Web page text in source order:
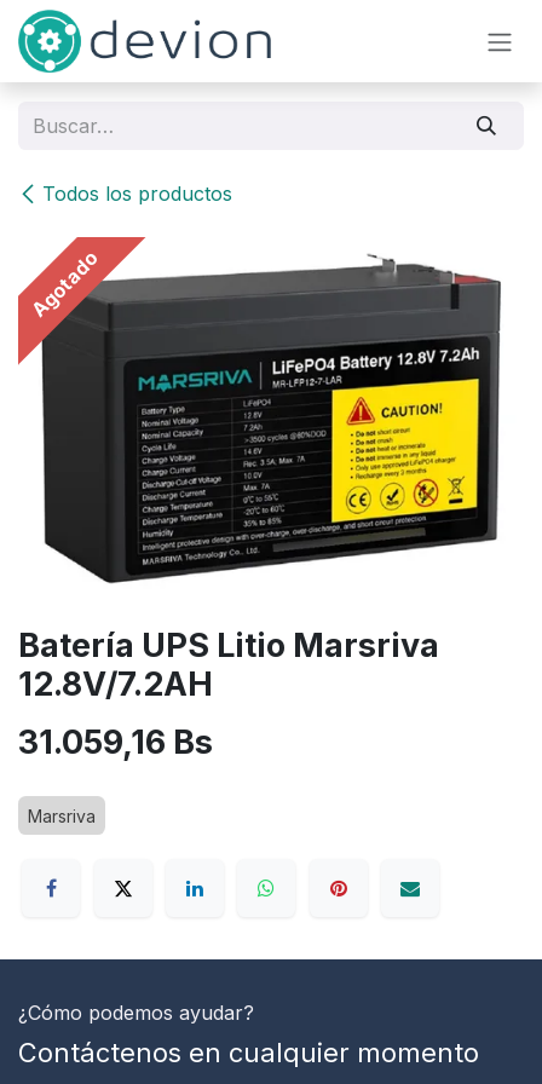
Ir al contenido
Todos los productos
Agotado
Batería UPS Litio Marsriva
12.8V/7.2AH
31.059,16 Bs
Marsriva
¿Cómo podemos ayudar?
Contáctenos en cualquier momento